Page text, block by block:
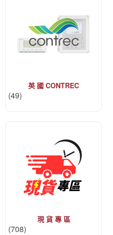
英 國 CONTREC
(49)
現 貨 專 區
(708)